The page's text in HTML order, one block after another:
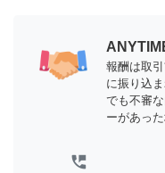
報酬は取
に振り込
でも不審
ーがあっ
perm_phone_msg